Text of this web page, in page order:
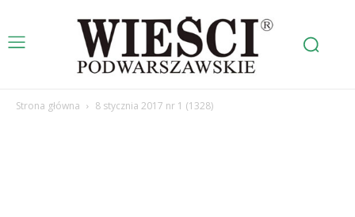
Strona główna 8 stycznia 2017 nr 1 (1328)